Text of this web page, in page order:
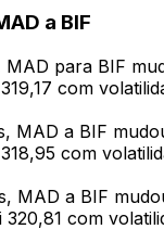
a BIF
MAD para BIF
com
MAD a BIF
com
MAD a BIF
com